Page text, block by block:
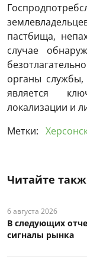
пастбища,
случае
органы службы,
является
локализации и
Метки:
Читайте
6 августа 2026
В следующих
сигналы рынка